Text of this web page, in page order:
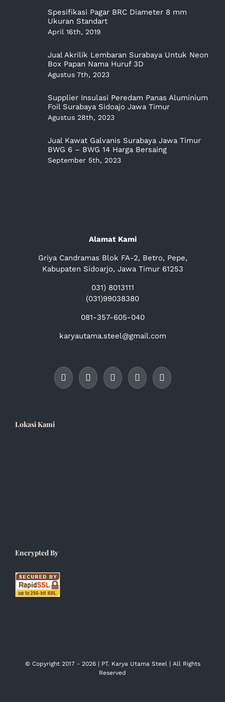
Spesifikasi Pagar BRC Diameter 8 mm
Ukuran Standart
April 16th, 2019
Jual Akrilik Lembaran Surabaya Untuk Neon
Box Papan Nama Huruf 3D
Agustus 7th, 2023
Supplier Insulasi Peredam Panas Aluminium
Foil Surabaya Sidoajo Jawa Timur
Agustus 28th, 2023
Jual Kawat Galvanis Surabaya Jawa Timur
BWG 6 – BWG 14 Harga Bersaing
September 5th, 2023
Alamat Kami
Griya Candramas Blok FA-2, Betro, Pepe,
Kabupaten Sidoarjo, Jawa Timur 61253
031) 8013111
(031)99038380
081-357-605-040
karyautama.steel@gmail.com
Lokasi Kami
Encrypted By
© Copyright 2017 - 2026 | PT. Karya Utama Steel | All Rights
Reserved